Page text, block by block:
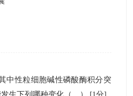
中性粒细胞碱性磷酸酶积分突
发生下列哪种变化（ ） [1分]